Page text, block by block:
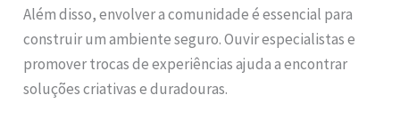
Além disso, envolver a comunidade é essencial para
construir um ambiente seguro. Ouvir especialistas e
promover trocas de experiências ajuda a encontrar
soluções criativas e duradouras.